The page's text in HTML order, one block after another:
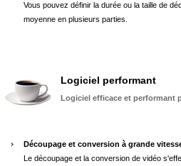
Vous pouvez définir la durée ou la taille de
moyenne en plusieurs parties.
Logiciel performant
Logiciel efficace et performant
Découpage et conversion à grande
Le découpage et la conversion de vidéo